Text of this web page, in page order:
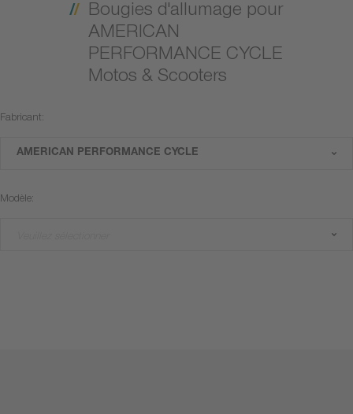
Bougies d'allumage pour
AMERICAN
PERFORMANCE CYCLE
Motos & Scooters
Fabricant:
AMERICAN PERFORMANCE CYCLE
Modèle: